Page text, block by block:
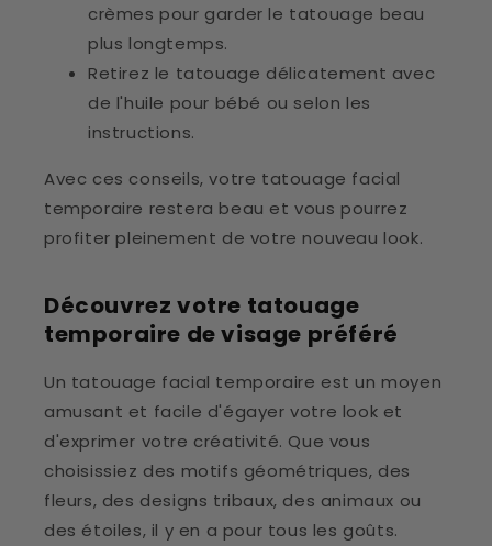
crèmes pour garder le tatouage beau
plus longtemps.
Retirez le tatouage délicatement avec
de l'huile pour bébé ou selon les
instructions.
Avec ces conseils, votre tatouage facial
temporaire restera beau et vous pourrez
profiter pleinement de votre nouveau look.
Découvrez votre tatouage
temporaire de visage préféré
Un tatouage facial temporaire est un moyen
amusant et facile d'égayer votre look et
d'exprimer votre créativité. Que vous
choisissiez des motifs géométriques, des
fleurs, des designs tribaux, des animaux ou
des étoiles, il y en a pour tous les goûts.